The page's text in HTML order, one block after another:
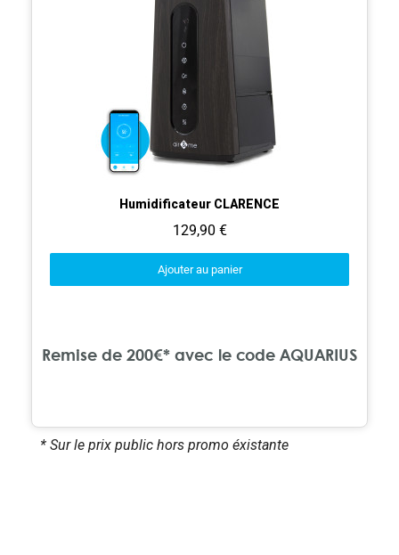
Aperçu rapide
Humidificateur CLARENCE
129,90 €
Ajouter au panier
Remise de 200€* avec le code AQUARIUS
* Sur le prix public hors promo éxistante